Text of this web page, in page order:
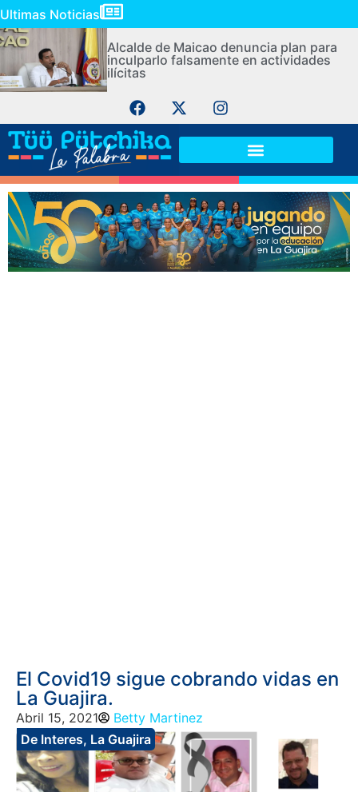
Ultimas Noticias
Alcalde de Maicao denuncia plan para
inculparlo falsamente en actividades
ilícitas
El Covid19 sigue cobrando vidas en
La Guajira.
Abril 15, 2021
Betty Martinez
De Interes, La Guajira